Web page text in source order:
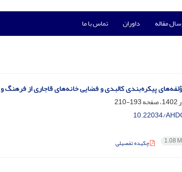
مقاله داوران تماس با ما
پیکره‌بندی کالبدی و فضایی خانه‌های قاجاری از
193-210
10.22034/
1.08 M چکیده تفصیلی